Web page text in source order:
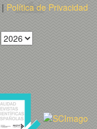
| Política de Privacidad